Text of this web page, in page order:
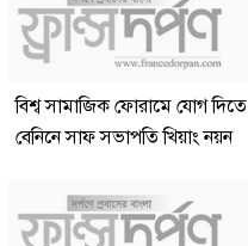
বিশ্ব সামাজিক ফোরামে যোগ দিতে
বেনিনে সাফ সভাপতি খিয়াং নয়ন